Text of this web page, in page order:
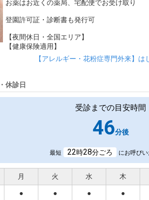
お薬はお近くの薬局、宅配便でお受け取り
登園許可証・診断書も発行可
【夜間休日・全国エリア】
【健康保険適用】
【アレルギー・花粉症専門外来】は
休診日
受診までの目安時間
46分後
最短 22時28分ごろ にお呼び
月 火 水 木
● ● ● ●